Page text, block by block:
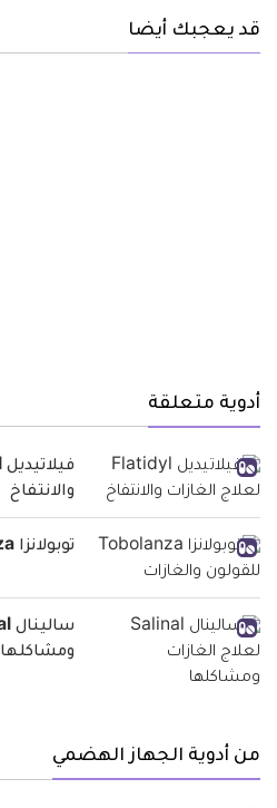
قد يعجبك أيضا
أدوية متعلقة
والانتفاخ
توبولانزا Tobolanza للقولون والغازات
ومشاكلها
من أدوية الجهاز الهضمي